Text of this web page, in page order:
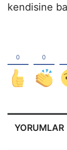
kendisine
YORUMLAR